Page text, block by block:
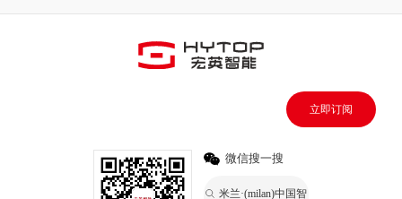
立即订阅
微信搜一搜
米兰·(milan)中国智